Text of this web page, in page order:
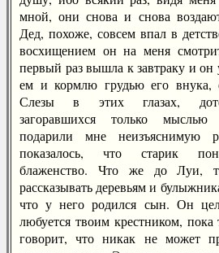
мной, они снова и снова
Дед, похоже, совсем впал в
восхищением он на меня
первый раз вышла к завтраку и он
ем и кормлю грудью его внука,
Слезы в этих глазах,
загоравшихся только
подарили мне неизъяснимую
показалось, что старик
блаженство. Что же до Луи,
рассказывать деревьям и
что у него родился сын. Он
любуется твоим крестником,
говорит, что никак не может